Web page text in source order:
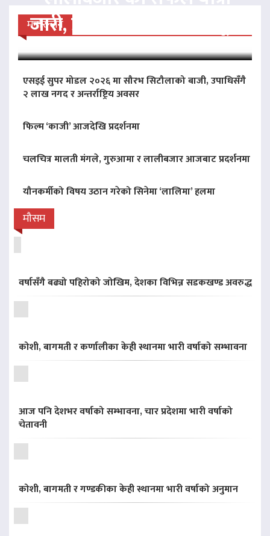
मनोरन्जन
जारी, प्रदर्शनको ५१औँ दिन पूरा
एसइई सुपर मोडल २०२६ मा सौरभ सिटौलाको बाजी, उपाधिसँगै
२ लाख नगद र अन्तर्राष्ट्रिय अवसर
फिल्म ‘काजी’ आजदेखि प्रदर्शनमा
चलचित्र मालती मंगले, गुरुआमा र लालीबजार आजबाट प्रदर्शनमा
यौनकर्मीको विषय उठान गरेको सिनेमा ‘लालिमा’ हलमा
मौसम
वर्षासँगै बढ्यो पहिरोको जोखिम, देशका विभिन्न सडकखण्ड अवरुद्ध
कोशी, बागमती र कर्णालीका केही स्थानमा भारी वर्षाको सम्भावना
आज पनि देशभर वर्षाको सम्भावना, चार प्रदेशमा भारी वर्षाको
चेतावनी
कोशी, बागमती र गण्डकीका केही स्थानमा भारी वर्षाको अनुमान